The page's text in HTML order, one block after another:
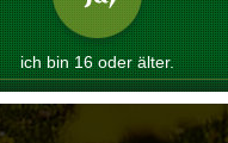
ich bin 16 oder älter.